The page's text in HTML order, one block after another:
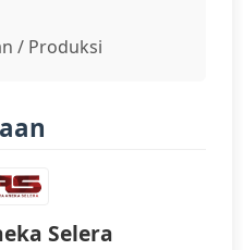
/ Produksi
Selera